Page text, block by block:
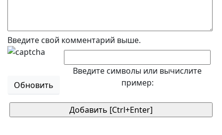
Введите свой комментарий выше.
Обновить
Введите символы или вычислите
пример: